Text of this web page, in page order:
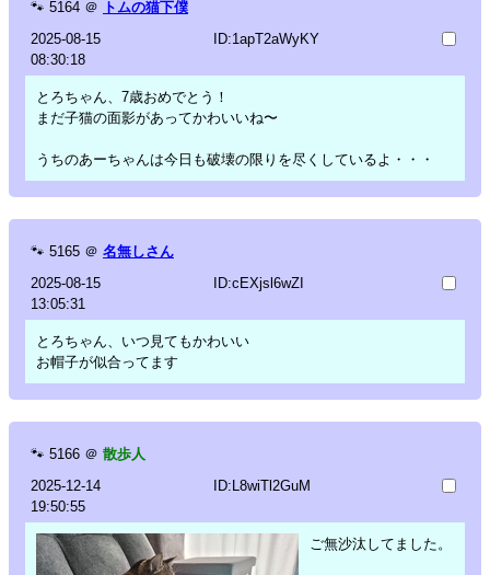
🐾 5164 ＠ トムの猫下僕
2025-08-15
08:30:18
ID:1apT2aWyKY
とろちゃん、7歳おめでとう！
まだ子猫の面影があってかわいいね〜
うちのあーちゃんは今日も破壊の限りを尽くしているよ・・・
🐾 5165 ＠ 名無しさん
2025-08-15
13:05:31
ID:cEXjsl6wZI
とろちゃん、いつ見てもかわいい
お帽子が似合ってます
🐾 5166 ＠ 散歩人
2025-12-14
19:50:55
ID:L8wiTl2GuM
ご無沙汰してました。